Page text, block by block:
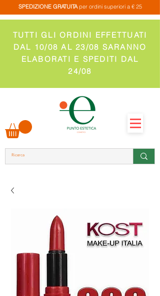
SPEDIZIONE GRATUITAper ordini superiori a € 25
TUTTI GLI ORDINI EFFETTUATI
DAL 10/08 AL 23/08 SARANNO
ELABORATI E SPEDITI DAL
24/08